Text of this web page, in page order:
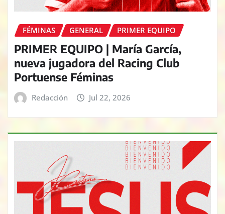
FÉMINAS GENERAL PRIMER EQUIPO
PRIMER EQUIPO | María García,
nueva jugadora del Racing Club
Portuense Féminas
Redacción Jul 22, 2026